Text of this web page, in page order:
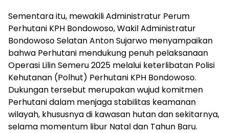
Sementara itu, mewakili Administratur Perum
Perhutani KPH Bondowoso, Wakil Administratur
Bondowoso Selatan Anton Sujarwo menyampaikan
bahwa Perhutani mendukung penuh pelaksanaan
Operasi Lilin Semeru 2025 melalui keterlibatan Polisi
Kehutanan (Polhut) Perhutani KPH Bondowoso.
Dukungan tersebut merupakan wujud komitmen
Perhutani dalam menjaga stabilitas keamanan
wilayah, khususnya di kawasan hutan dan sekitarnya,
selama momentum libur Natal dan Tahun Baru.